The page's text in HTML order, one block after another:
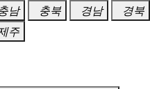
남 충북 경남
경북
주